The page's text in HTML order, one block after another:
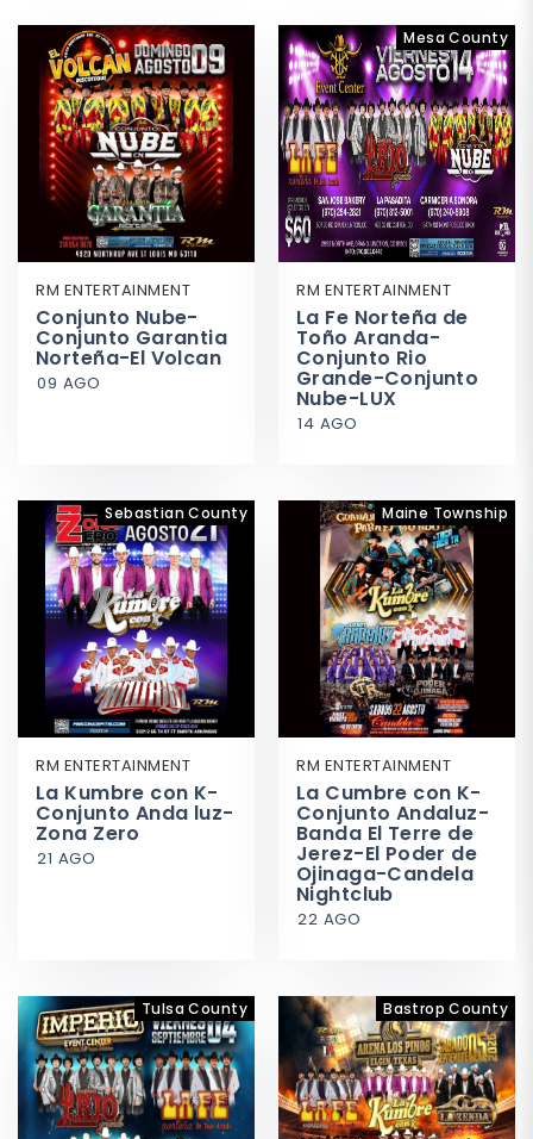
RM ENTERTAINMENT
Conjunto Nube-
Conjunto Garantia
Norteña-El Volcan
09 AGO
Mesa County
RM ENTERTAINMENT
La Fe Norteña de
Toño Aranda-
Conjunto Rio
Grande-Conjunto
Nube-LUX
14 AGO
Sebastian County
RM ENTERTAINMENT
La Kumbre con K-
Conjunto Anda luz-
Zona Zero
21 AGO
Maine Township
RM ENTERTAINMENT
La Cumbre con K-
Conjunto Andaluz-
Banda El Terre de
Jerez-El Poder de
Ojinaga-Candela
Nightclub
22 AGO
Tulsa County Bastrop County